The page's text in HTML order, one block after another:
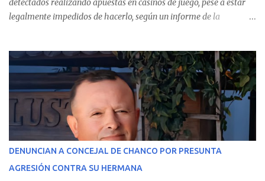
detectados realizando apuestas en casinos de juego, pese a estar
legalmente impedidos de hacerlo, según un informe de la
estableció que estos funcionarios —quienes administran o
custodian fondos públicos— efectuaron transacciones por un
monto total de $116.075.918 entre enero de 2024 y junio de 2025.
En el detalle regional, se indica que en la comuna de Cauquenes se
identificó a cuatro funcionarios involucrados en este tipo de
operaciones. Asimismo, se precisa que uno de los casos
corresponde a un funcionario de la Municipalidad de Chanco,
detectaron incumplimientos a la normativa vigente. El informe
DENUNCIAN A CONCEJAL DE CHANCO POR PRESUNTA
AGRESIÓN CONTRA SU HERMANA